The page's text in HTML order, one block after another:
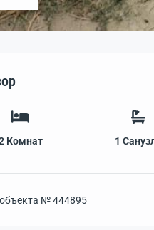
Комнат 1
№444895